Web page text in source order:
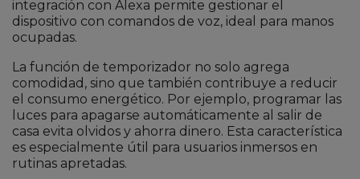
integración con Alexa permite gestionar el
dispositivo con comandos de voz, ideal para manos
ocupadas.
La función de temporizador no solo agrega
comodidad, sino que también contribuye a reducir
el consumo energético. Por ejemplo, programar las
luces para apagarse automáticamente al salir de
casa evita olvidos y ahorra dinero. Esta característica
es especialmente útil para usuarios inmersos en
rutinas apretadas.